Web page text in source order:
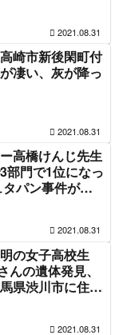
2021.08.31
崎市新後閑町付
凄い、灰が降っ
2021.08.31
高橋けんじ先生
部門で1位になっ
パン事件がネ
2021.08.31
の女子高校生
んの遺体発見、
県渋川市に住む
2021.08.31